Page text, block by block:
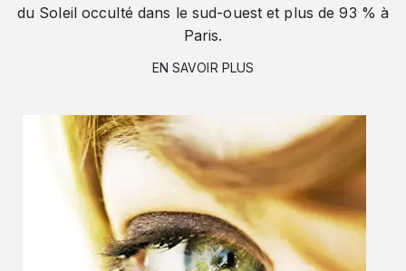
du Soleil occulté dans le sud-ouest et plus de 93 % à
Paris.
EN SAVOIR PLUS